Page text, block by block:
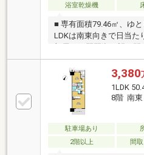
浴室乾燥機
■ 専有面積79.46㎡、ゆ
LDKは南東向きで日当た
プションでエコカラッ
UVカット＆遮熱効果の
■ ディスポーザー付き■
住宅性能評価書を取得
ウンジ・フィットネス
ズルーム・屋上テラス
(24時間365日ゴミ出し可
3,380
1LDK
8階 南東
駐車場あり
2階以上
間